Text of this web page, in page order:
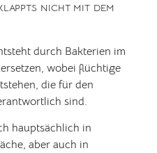
NICHT MIT DEM
durch Bakterien im
wobei flüchtige
die für den
sind.
hauptsächlich in
aber auch in